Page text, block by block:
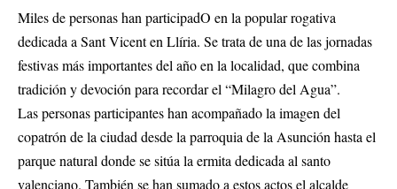
Miles de personas han participadO en la popular rogativa
dedicada a Sant Vicent en Llíria. Se trata de una de las jornadas
festivas más importantes del año en la localidad, que combina
tradición y devoción para recordar el “Milagro del Agua”.
Las personas participantes han acompañado la imagen del
copatrón de la ciudad desde la parroquia de la Asunción hasta el
parque natural donde se sitúa la ermita dedicada al santo
valenciano. También se han sumado a estos actos el alcalde